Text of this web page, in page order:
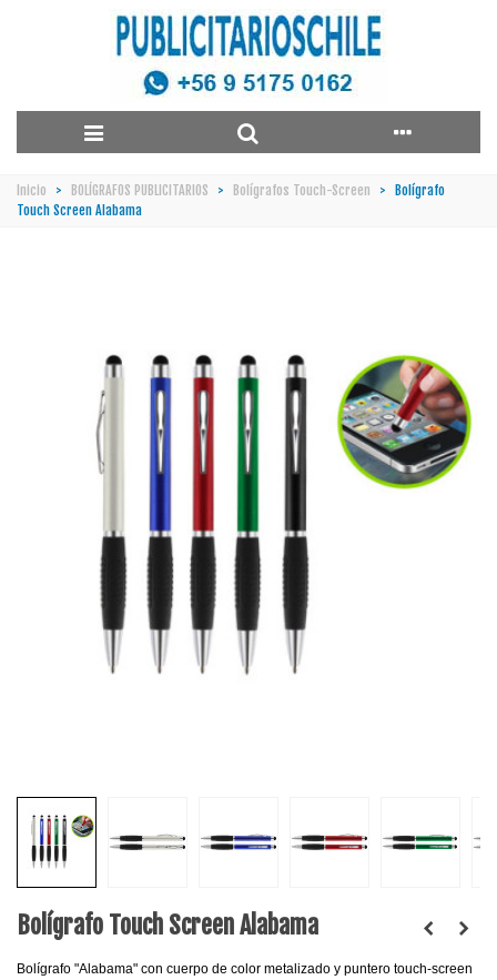
Inicio > BOLÍGRAFOS PUBLICITARIOS > Bolígrafos Touch-Screen > Bolígrafo
Touch Screen Alabama
Bolígrafo Touch Screen Alabama
Bolígrafo "Alabama" con cuerpo de color metalizado y puntero touch-screen